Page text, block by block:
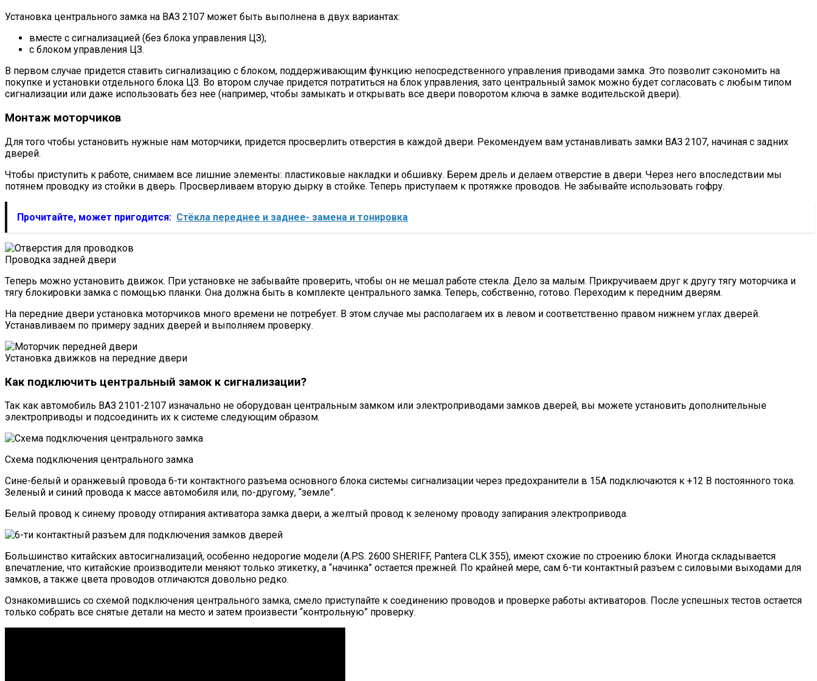
Установка центрального замка на ВАЗ 2107 может быть выполнена в двух вариантах:
вместе с сигнализацией (без блока управления ЦЗ);
с блоком управления ЦЗ.
В первом случае придется ставить сигнализацию с блоком, поддерживающим функцию непосредственного управления приводами замка. Это позволит сэкономить на
покупке и установки отдельного блока ЦЗ. Во втором случае придется потратиться на блок управления, зато центральный замок можно будет согласовать с любым типом
сигнализации или даже использовать без нее (например, чтобы замыкать и открывать все двери поворотом ключа в замке водительской двери).
Монтаж моторчиков
Для того чтобы установить нужные нам моторчики, придется просверлить отверстия в каждой двери. Рекомендуем вам устанавливать замки ВАЗ 2107, начиная с задних
дверей.
Чтобы приступить к работе, снимаем все лишние элементы: пластиковые накладки и обшивку. Берем дрель и делаем отверстие в двери. Через него впоследствии мы
потянем проводку из стойки в дверь. Просверливаем вторую дырку в стойке. Теперь приступаем к протяжке проводов. Не забывайте использовать гофру.
Прочитайте, может пригодится: Стёкла переднее и заднее- замена и тонировка
Проводка задней двери
Теперь можно установить движок. При установке не забывайте проверить, чтобы он не мешал работе стекла. Дело за малым. Прикручиваем друг к другу тягу моторчика и
тягу блокировки замка с помощью планки. Она должна быть в комплекте центрального замка. Теперь, собственно, готово. Переходим к передним дверям.
На передние двери установка моторчиков много времени не потребует. В этом случае мы располагаем их в левом и соответственно правом нижнем углах дверей.
Устанавливаем по примеру задних дверей и выполняем проверку.
Установка движков на передние двери
Как подключить центральный замок к сигнализации?
Так как автомобиль ВАЗ 2101-2107 изначально не оборудован центральным замком или электроприводами замков дверей, вы можете установить дополнительные
электроприводы и подсоединить их к системе следующим образом.
Схема подключения центрального замка
Сине-белый и оранжевый провода 6-ти контактного разъема основного блока системы сигнализации через предохранители в 15А подключаются к +12 В постоянного тока.
Зеленый и синий провода к массе автомобиля или, по-другому, “земле”.
Белый провод к синему проводу отпирания активатора замка двери, а желтый провод к зеленому проводу запирания электропривода.
Большинство китайских автосигнализаций, особенно недорогие модели (A.P.S. 2600 SHERIFF, Pantera CLK 355), имеют схожие по строению блоки. Иногда складывается
впечатление, что китайские производители меняют только этикетку, а “начинка” остается прежней. По крайней мере, сам 6-ти контактный разъем с силовыми выходами для
замков, а также цвета проводов отличаются довольно редко.
Ознакомившись со схемой подключения центрального замка, смело приступайте к соединению проводов и проверке работы активаторов. После успешных тестов остается
только собрать все снятые детали на место и затем произвести “контрольную” проверку.